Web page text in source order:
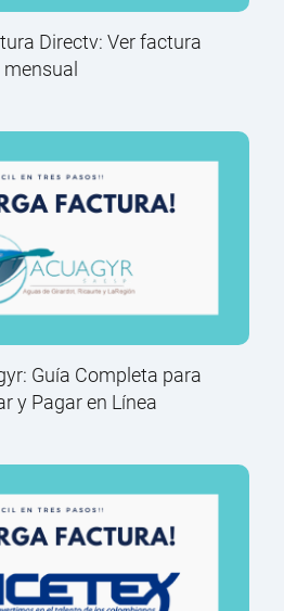
Directv: Ver factura
mensual
Guía Completa para
y Pagar en Línea